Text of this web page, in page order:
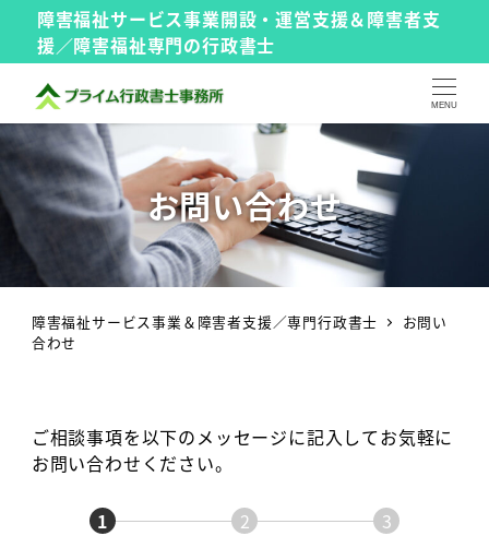
障害福祉サービス事業開設・運営支援＆障害者支
援／障害福祉専門の行政書士
MENU
お問い合わせ
障害福祉サービス事業＆障害者支援／専門行政書士
お問い
合わせ
ご相談事項を以下のメッセージに記入してお気軽に
お問い合わせください。
1
2
3